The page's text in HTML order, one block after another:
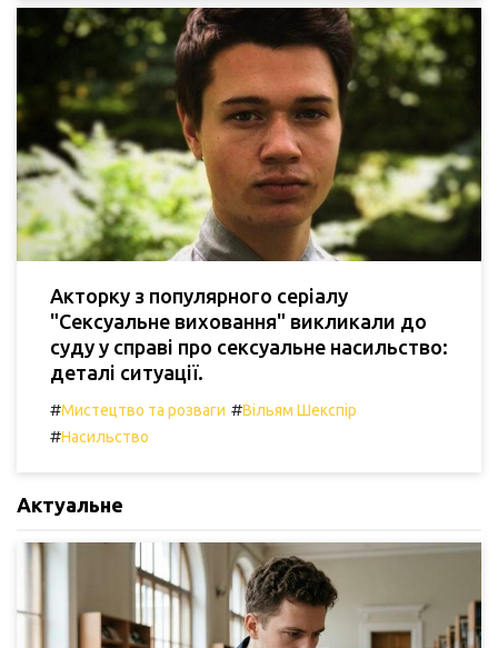
Акторку з популярного серіалу
"Сексуальне виховання" викликали до
суду у справі про сексуальне насильство:
деталі ситуації.
#Мистецтво та розваги #Вільям Шекспір
#Насильство
Актуальне